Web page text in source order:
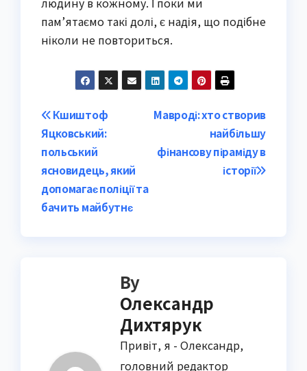
пам’ятаємо такі долі, є надія, що подібне
ніколи не повториться.
Post
navigation
Мавроді: хто створив
найбільшу
фінансову піраміду в
історії
Кшиштоф
Яцковський:
польський
ясновидець, який
допомагає поліції та
бачить майбутнє
By
Олександр
Дихтярук
Привіт, я - Олександр,
головний редактор